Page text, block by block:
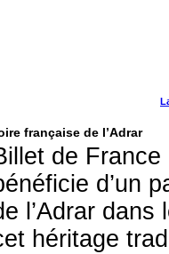
française de l’Adrar
de
d’un
l’Adrar dans
héritage